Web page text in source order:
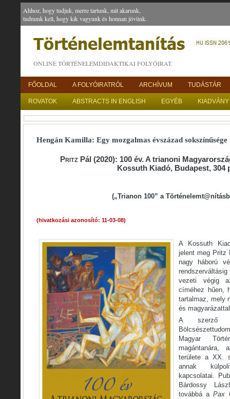
Ahhoz, hogy tudjuk, merre tartunk, mit akarunk,
tudnunk kell, hogy kik vagyunk és honnan jövünk.
ONLINE TÖRTÉNELEMDIDAKTIKAI FOLYÓIRAT.
FŐOLDAL A FOLYÓIRATRÓL ARCHÍVUM TUDÁSTÁR
ROVATOK ABSTRACTS IN ENGLISH EGYÉB
Hengán Kamilla: Egy mozgalmas évszázad sokszínűsége
Pritz Pál (2020): 100 év. A trianoni
Kossuth Kiadó, Budapest, 304
(„Trianon 100” a
(hivatkozási azonosító: 11-03-08)
A Kossuth
jelent meg Pritz
nagy háború
rendszerváltásig
vezeti végig
címéhez hűen,
tartalmaz, mely
és
A szerző
Magyar
magántanára,
területe a XX.
annak
kapcsolatai.
Bárdossy
továbbá aPax